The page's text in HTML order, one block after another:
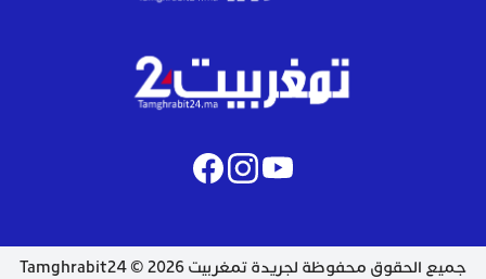
جميع الحقوق محفوظة لجريدة تمغربيت 2026 © Tamghrabit24